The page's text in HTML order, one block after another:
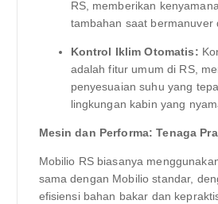
RS, memberikan
tambahan saat bermanuver
Kontrol Iklim Otomatis:
adalah fitur umum di RS,
penyesuaian suhu yang
lingkungan kabin yang
Mesin dan Performa: Tenaga
Mobilio RS biasanya
sama dengan Mobilio standar,
efisiensi bahan bakar dan